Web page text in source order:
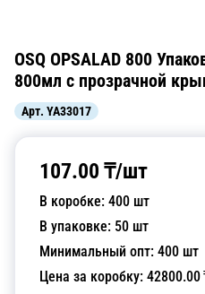
OSQ OPSALAD 800
800мл с прозрачной
Арт. YA33017
107.00 ₸/шт
В коробке: 400 шт
В упаковке: 50 шт
Минимальный опт: 400 шт
Цена за коробку: 42800.00